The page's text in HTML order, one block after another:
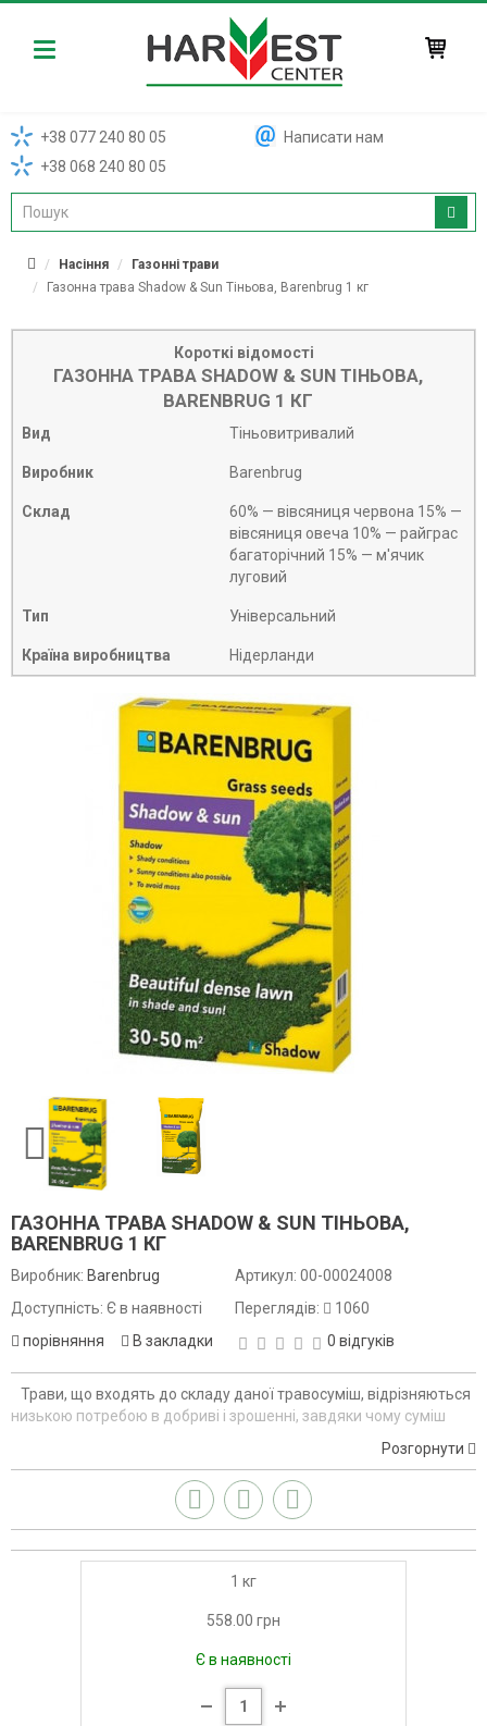
Harvest
+38 077 240 80 05
+38 068 240 80 05
Написати нам
Насіння
Газонні трави
Газонна трава Shadow & Sun Тіньова, Barenbrug 1 кг
Короткі відомості
ГАЗОННА ТРАВА SHADOW & SUN ТІНЬОВА,
BARENBRUG 1 КГ
Вид Тіньовитривалий
Виробник Barenbrug
Склад
60% — вівсяниця червона 15% —
вівсяниця овеча 10% — райграс
багаторічний 15% — м'ячик
луговий
Тип Універсальний
Країна виробництва Нідерланди
ГАЗОННА ТРАВА SHADOW & SUN ТІНЬОВА,
BARENBRUG 1 КГ
Виробник: Barenbrug
Доступність: Є в наявності
порівняння
В закладки
Артикул: 00-00024008
Переглядів:
1060
0 відгуків
Трави, що входять до складу даної травосуміш, відрізняються
низькою потребою в добриві і зрошенні, завдяки чому суміш
ідеально підходить для використання в тих випадках, коли
неможливо забезпечити інтенсивний догляд за газонами.
Розгорнути
1 кг
558.00 грн
Є в наявності